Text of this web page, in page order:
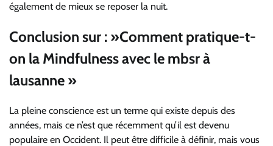
également de mieux se reposer la nuit.
Conclusion sur : »Comment pratique-t-
on la Mindfulness avec le mbsr à
lausanne »
La pleine conscience est un terme qui existe depuis des
années, mais ce n’est que récemment qu’il est devenu
populaire en Occident. Il peut être difficile à définir, mais vous